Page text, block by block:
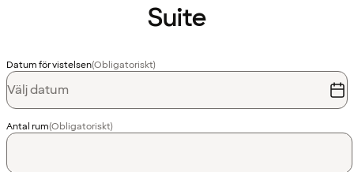
Suite
Datum för vistelsen(Obligatoriskt)
Välj datum
Antal rum(Obligatoriskt)